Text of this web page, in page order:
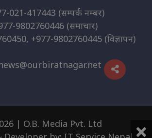
021-417443 (सम्पर्क नम्बर)
9802760446 (समाचार)
+977-9802760445 (विज्ञापन)
| O.B. Media Pvt. Ltd
×